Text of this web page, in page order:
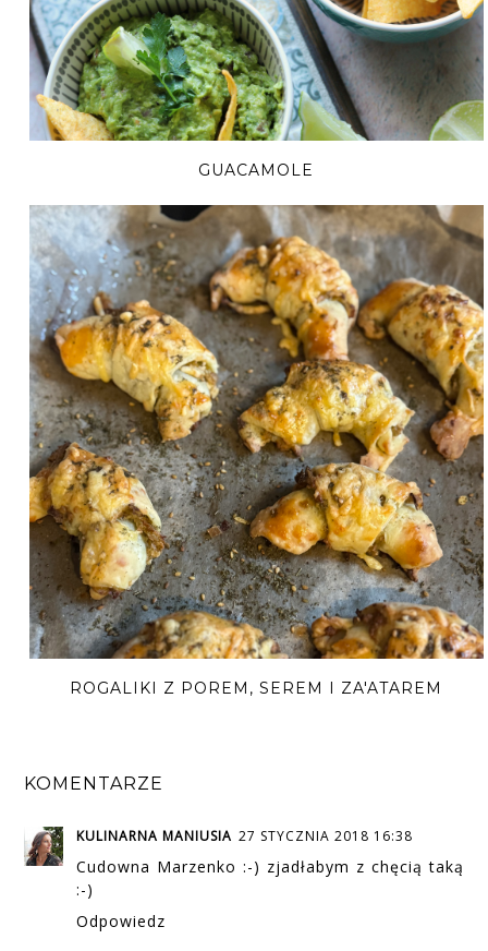
GUACAMOLE
ROGALIKI Z POREM, SEREM I ZA'ATAREM
KOMENTARZE
KULINARNA MANIUSIA 27 STYCZNIA 2018 16:38
Cudowna Marzenko :-) zjadłabym z chęcią taką
:-)
Odpowiedz